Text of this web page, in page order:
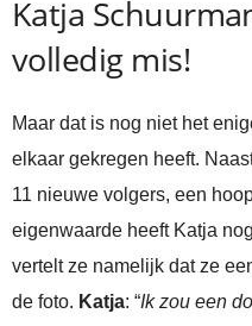
Katja
volledig mis!
Maar dat is nog niet het
elkaar gekregen heeft.
11 nieuwe volgers, een
eigenwaarde heeft Katja
vertelt ze namelijk dat ze
de foto. Katja: “Ik zou een